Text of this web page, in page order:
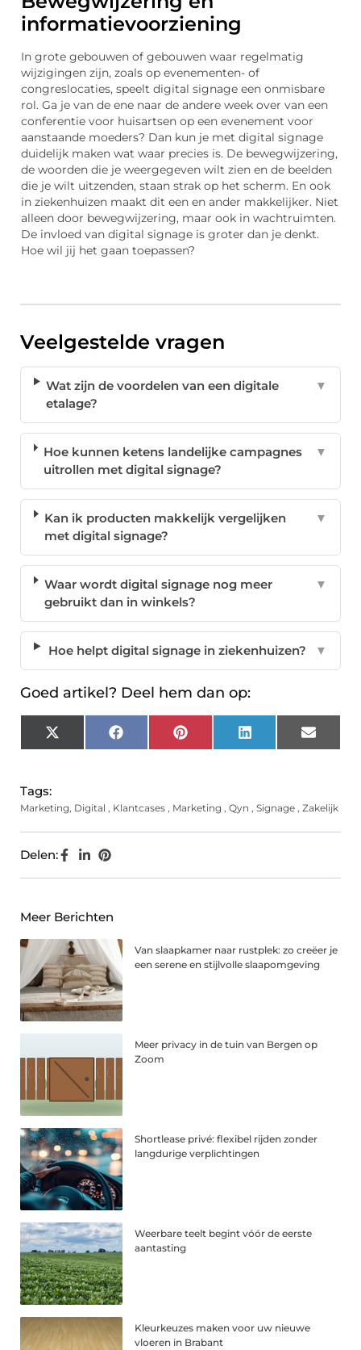
informatievoorziening
In grote gebouwen of gebouwen waar regelmatig
wijzigingen zijn, zoals op evenementen- of
congreslocaties, speelt digital signage een onmisbare
rol. Ga je van de ene naar de andere week over van een
conferentie voor huisartsen op een evenement voor
aanstaande moeders? Dan kun je met digital signage
duidelijk maken wat waar precies is. De bewegwijzering,
de woorden die je weergegeven wilt zien en de beelden
die je wilt uitzenden, staan strak op het scherm. En ook
in ziekenhuizen maakt dit een en ander makkelijker. Niet
alleen door bewegwijzering, maar ook in wachtruimten.
De invloed van digital signage is groter dan je denkt.
Hoe wil jij het gaan toepassen?
Veelgestelde vragen
Wat zijn de voordelen van een digitale
etalage?
▼
Hoe kunnen ketens landelijke campagnes
uitrollen met digital signage?
▼
Kan ik producten makkelijk vergelijken
met digital signage?
▼
Waar wordt digital signage nog meer
gebruikt dan in winkels?
▼
Hoe helpt digital signage in ziekenhuizen? ▼
Goed artikel? Deel hem dan op:
X
(Twitter)
FacebookPinterest LinkedIn Email
Tags:
Marketing, Digital , Klantcases , Marketing , Qyn , Signage , Zakelijk
Delen:
Meer Berichten
Van slaapkamer naar rustplek: zo creëer je
een serene en stijlvolle slaapomgeving
Meer privacy in de tuin van Bergen op
Zoom
Shortlease privé: flexibel rijden zonder
langdurige verplichtingen
Weerbare teelt begint vóór de eerste
aantasting
Kleurkeuzes maken voor uw nieuwe
vloeren in Brabant